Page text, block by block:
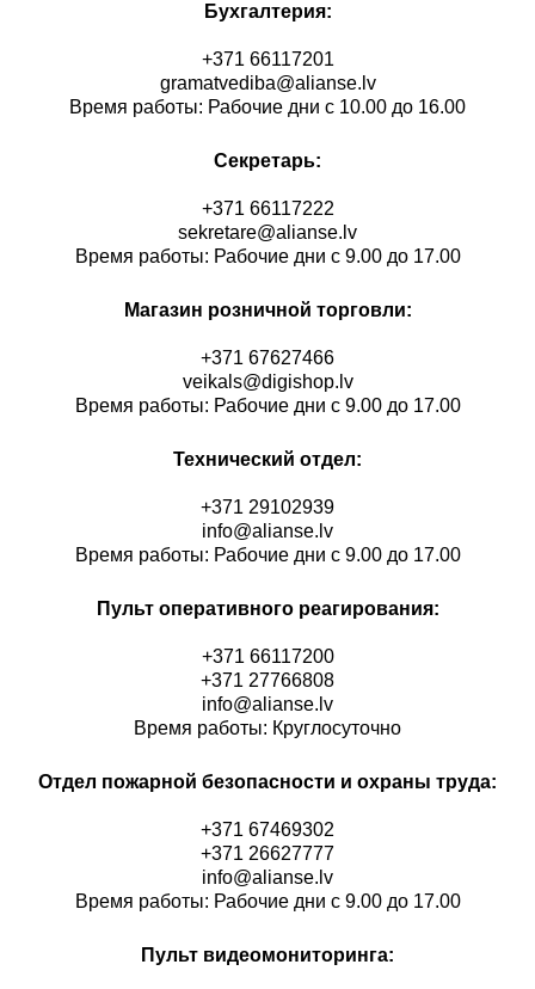
Бухгалтерия:
+371 66117201
gramatvediba@alianse.lv
Время работы: Рабочие дни с 10.00 до 16.00
Секретарь:
+371 66117222
sekretare@alianse.lv
Время работы: Рабочие дни с 9.00 до 17.00
Магазин розничной торговли:
+371 67627466
veikals@digishop.lv
Время работы: Рабочие дни с 9.00 до 17.00
Технический отдел:
+371 29102939
info@alianse.lv
Время работы: Рабочие дни с 9.00 до 17.00
Пульт оперативного реагирования:
+371 66117200
+371 27766808
info@alianse.lv
Время работы: Круглосуточно
Отдел пожарной безопасности и охраны труда:
+371 67469302
+371 26627777
info@alianse.lv
Время работы: Рабочие дни с 9.00 до 17.00
Пульт видеомониторинга: